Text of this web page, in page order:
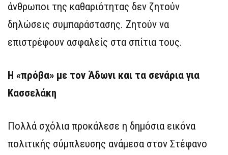
άνθρωποι της καθαριότητας δεν ζητούν
δηλώσεις συμπαράστασης. Ζητούν να
επιστρέφουν ασφαλείς στα σπίτια τους.
Η «πρόβα» με τον Άδωνι και τα σενάρια για
Κασσελάκη
Πολλά σχόλια προκάλεσε η δημόσια εικόνα
πολιτικής σύμπλευσης ανάμεσα στον Στέφανο